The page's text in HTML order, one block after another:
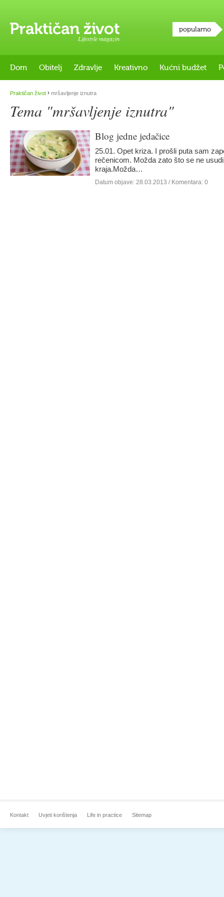
Lifestyle magazin
popularno
Dom Obitelj Zdravlje Kreativno Kućni budžet
Praktičan život › mršavljenje iznutra
Tema "mršavljenje iznutra"
Blog jedne jedačice
25.01. Opet kriza. I prošli puta sam
rečenicom. Možda zato što se ne
kraja.Možda…
Datum objave: 28.03.2013 / Komentara: 0
Kontakt Uvjeti korištenja Life in practice Sitemap